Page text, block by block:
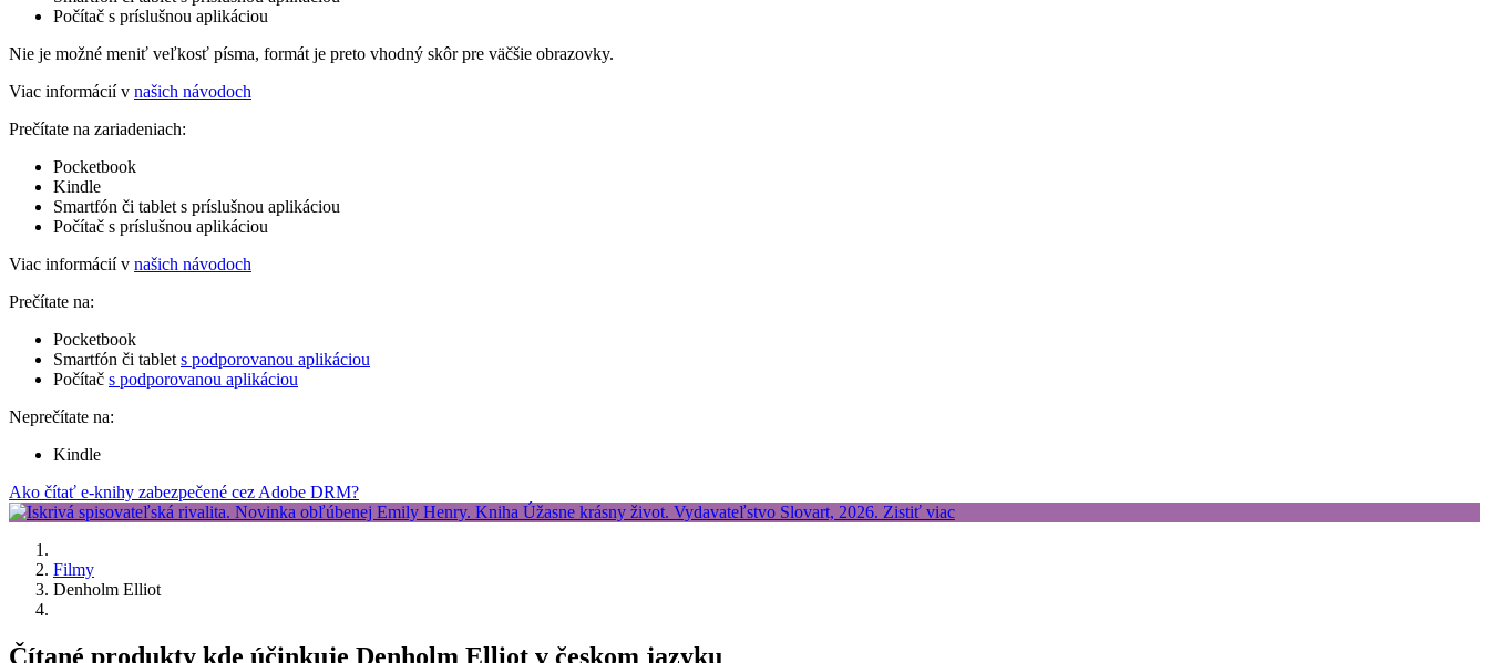
Počítač s príslušnou aplikáciou
Nie je možné meniť veľkosť písma, formát je preto vhodný skôr pre väčšie obrazovky.
Viac informácií v našich návodoch
Prečítate na zariadeniach:
Pocketbook
Kindle
Smartfón či tablet s príslušnou aplikáciou
Počítač s príslušnou aplikáciou
Viac informácií v našich návodoch
Prečítate na:
Pocketbook
Smartfón či tablet s podporovanou aplikáciou
Počítač s podporovanou aplikáciou
Neprečítate na:
Kindle
Ako čítať e-knihy zabezpečené cez Adobe DRM?
Filmy
Denholm Elliot
Čítané produkty kde účinkuje Denholm Elliot v českom jazyku